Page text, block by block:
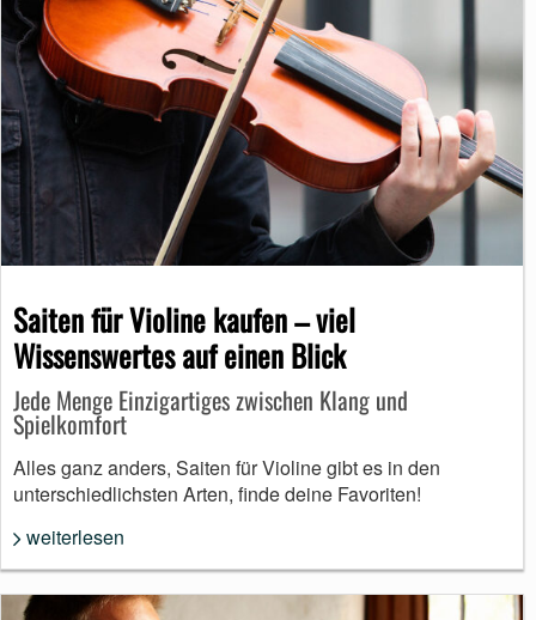
Saiten für Violine kaufen – viel
Wissenswertes auf einen Blick
Jede Menge Einzigartiges zwischen Klang und
Spielkomfort
Alles ganz anders, Saiten für Violine gibt es in den
unterschiedlichsten Arten, finde deine Favoriten!
weiterlesen